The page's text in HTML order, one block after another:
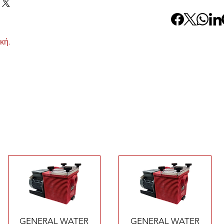
Γρήγορη προβολή
GENERAL WATER
Γρήγορη προβολή
GENERAL WATER